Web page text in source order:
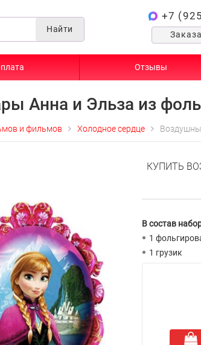
Найти
+7
Отзывы
Анна и Эльза из
и фильмов Холодное сердце
КУПИТЬ
В состав
1
1 грузик